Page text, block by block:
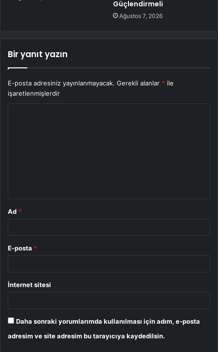
Güçlendirmeli
Ağustos 7, 2026
Bir yanıt yazın
E-posta adresiniz yayınlanmayacak. Gerekli alanlar * ile
işaretlenmişlerdir
Ad *
E-posta *
İnternet sitesi
Daha sonraki yorumlarımda kullanılması için adım, e-posta
adresim ve site adresim bu tarayıcıya kaydedilsin.